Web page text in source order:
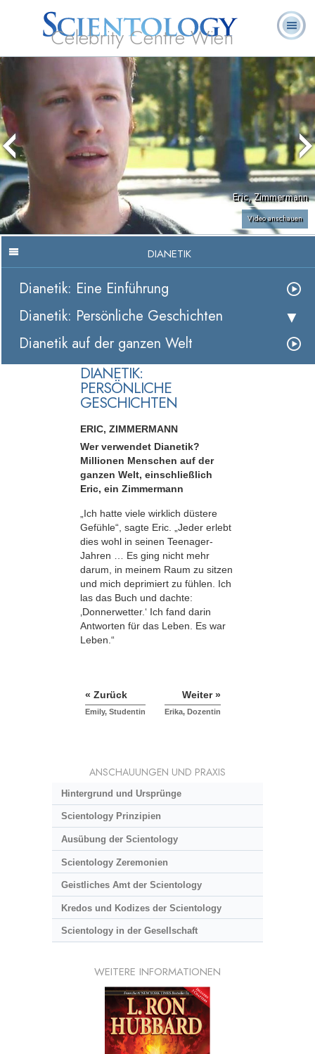
Celebrity Centre Wien
Ehrenamtliche
Geistliche
Häufig gestellte
Fragen
Bücher
Eric, Zimmermann
Video anschauen
DIANETIK
Dianetik: Eine Einführung
Dianetik: Persönliche Geschichten
Dianetik auf der ganzen Welt
DIANETIK:
PERSÖNLICHE
GESCHICHTEN
ERIC, ZIMMERMANN
Wer verwendet Dianetik?
Millionen Menschen auf der
ganzen Welt, einschließlich
Eric, ein Zimmermann
„Ich hatte viele wirklich düstere
Gefühle“, sagte Eric. „Jeder erlebt
dies wohl in seinen Teenager-
Jahren … Es ging nicht mehr
darum, in meinem Raum zu sitzen
und mich deprimiert zu fühlen. Ich
las das Buch und dachte:
‚Donnerwetter.‘ Ich fand darin
Antworten für das Leben. Es war
Leben.“
« Zurück
Emily, Studentin
Weiter »
Erika, Dozentin
ANSCHAUUNGEN UND PRAXIS
Hintergrund und Ursprünge
Scientology Prinzipien
Ausübung der Scientology
Scientology Zeremonien
Geistliches Amt der Scientology
Kredos und Kodizes der Scientology
Scientology in der Gesellschaft
WEITERE INFORMATIONEN